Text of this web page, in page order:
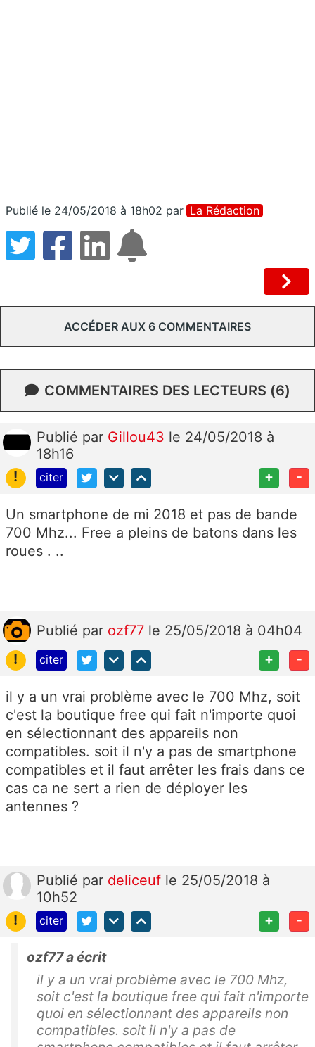
Publié le 24/05/2018 à 18h02 par La Rédaction
ACCÉDER AUX 6 COMMENTAIRES
COMMENTAIRES DES LECTEURS (6)
Publié par Gillou43 le 24/05/2018 à
18h16
!
citer + -
Un smartphone de mi 2018 et pas de bande
700 Mhz... Free a pleins de batons dans les
roues . ..
Publié par ozf77 le 25/05/2018 à 04h04
!
citer + -
il y a un vrai problème avec le 700 Mhz, soit
c'est la boutique free qui fait n'importe quoi
en sélectionnant des appareils non
compatibles. soit il n'y a pas de smartphone
compatibles et il faut arrêter les frais dans ce
cas ca ne sert a rien de déployer les
antennes ?
Publié par deliceuf le 25/05/2018 à
10h52
!
citer + -
ozf77 a écrit
il y a un vrai problème avec le 700 Mhz,
soit c'est la boutique free qui fait n'importe
quoi en sélectionnant des appareils non
compatibles. soit il n'y a pas de